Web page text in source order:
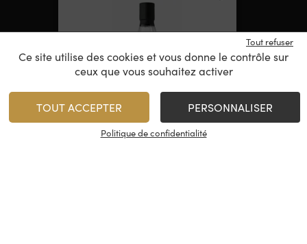
Jack Daniel’s – 10 Ans
Ce site utilise des cookies et vous donne le contrôle sur
ceux que vous souhaitez activer
TOUT ACCEPTER
Tout refuser
PERSONNALISER
Politique de confidentialité